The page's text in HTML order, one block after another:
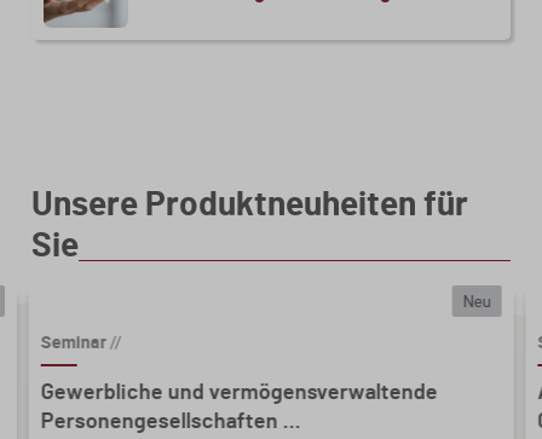
Unsere Produktneuheiten für
Sie
Neu
Seminar//
Gewerbliche und vermögensverwaltende
Personengesellschaften ...